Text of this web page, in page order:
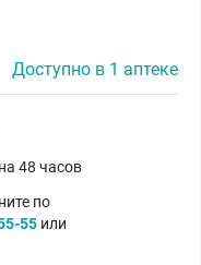
Доступно в 1 аптеке
48 часов
по
55 или